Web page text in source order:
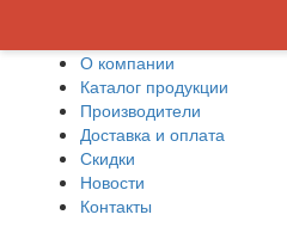
О компании
Каталог продукции
Производители
Доставка и оплата
Скидки
Новости
Контакты